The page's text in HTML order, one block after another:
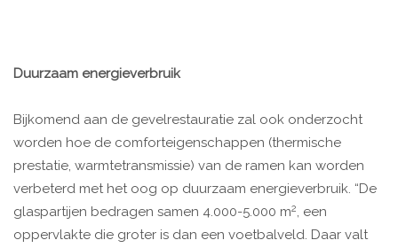
Duurzaam energieverbruik
Bijkomend aan de gevelrestauratie zal ook onderzocht
worden hoe de comforteigenschappen (thermische
prestatie, warmtetransmissie) van de ramen kan worden
verbeterd met het oog op duurzaam energieverbruik. “De
glaspartijen bedragen samen 4.000-5.000 m2, een
oppervlakte die groter is dan een voetbalveld. Daar valt